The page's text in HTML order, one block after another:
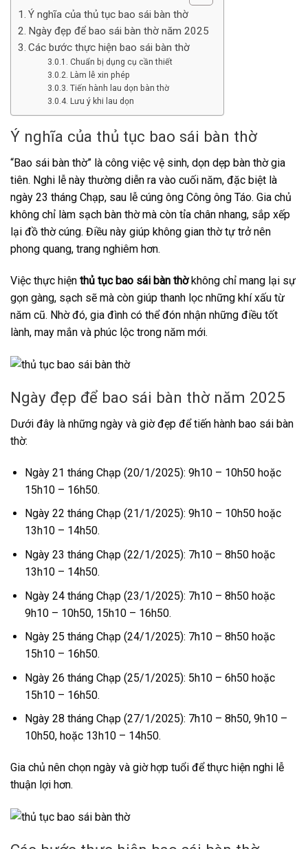
Ý nghĩa của thủ tục bao sái bàn thờ
Ngày đẹp để bao sái bàn thờ năm 2025
Các bước thực hiện bao sái bàn thờ
Chuẩn bị dụng cụ cần thiết
Làm lễ xin phép
Tiến hành lau dọn bàn thờ
Lưu ý khi lau dọn
Ý nghĩa của thủ tục bao sái bàn thờ
“Bao sái bàn thờ” là công việc vệ sinh, dọn dẹp bàn thờ gia
tiên. Nghi lễ này thường diễn ra vào cuối năm, đặc biệt là
ngày 23 tháng Chạp, sau lễ cúng ông Công ông Táo. Gia chủ
không chỉ làm sạch bàn thờ mà còn tỉa chân nhang, sắp xếp
lại đồ thờ cúng. Điều này giúp không gian thờ tự trở nên
phong quang, trang nghiêm hơn.
Việc thực hiện thủ tục bao sái bàn thờkhông chỉ mang lại sự
gọn gàng, sạch sẽ mà còn giúp thanh lọc những khí xấu từ
năm cũ. Nhờ đó, gia đình có thể đón nhận những điều tốt
lành, may mắn và phúc lộc trong năm mới.
Ngày đẹp để bao sái bàn thờ năm 2025
Dưới đây là những ngày và giờ đẹp để tiến hành bao sái bàn
thờ:
Ngày 21 tháng Chạp (20/1/2025): 9h10 – 10h50 hoặc
15h10 – 16h50.
Ngày 22 tháng Chạp (21/1/2025): 9h10 – 10h50 hoặc
13h10 – 14h50.
Ngày 23 tháng Chạp (22/1/2025): 7h10 – 8h50 hoặc
13h10 – 14h50.
Ngày 24 tháng Chạp (23/1/2025): 7h10 – 8h50 hoặc
9h10 – 10h50, 15h10 – 16h50.
Ngày 25 tháng Chạp (24/1/2025): 7h10 – 8h50 hoặc
15h10 – 16h50.
Ngày 26 tháng Chạp (25/1/2025): 5h10 – 6h50 hoặc
15h10 – 16h50.
Ngày 28 tháng Chạp (27/1/2025): 7h10 – 8h50, 9h10 –
10h50, hoặc 13h10 – 14h50.
Gia chủ nên chọn ngày và giờ hợp tuổi để thực hiện nghi lễ
thuận lợi hơn.